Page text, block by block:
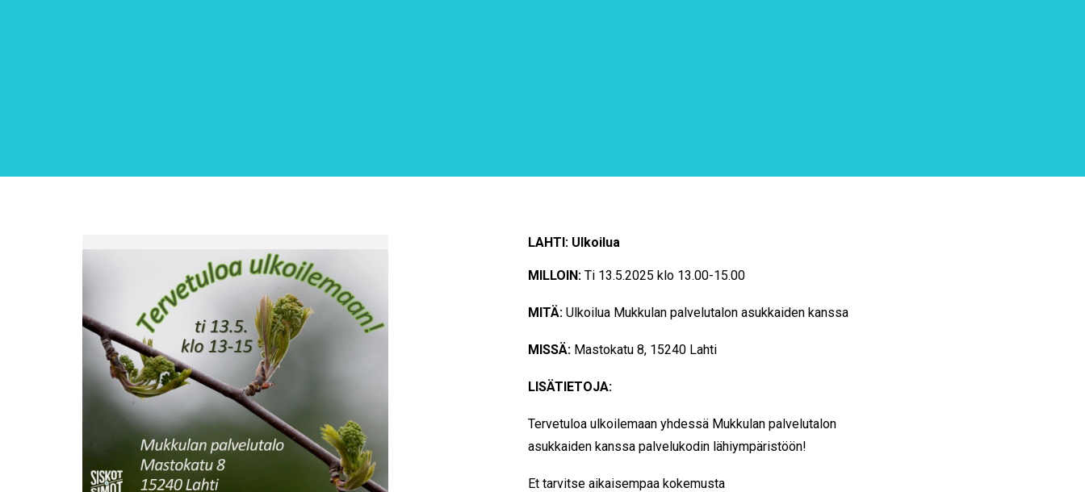
LAHTI: Ulkoilua
MILLOIN:Ti 13.5.2025 klo 13.00-15.00
MITÄ:Ulkoilua Mukkulan palvelutalon asukkaiden kanssa
MISSÄ: Mastokatu 8, 15240 Lahti
LISÄTIETOJA:
Tervetuloa ulkoilemaan yhdessä Mukkulan palvelutalon
asukkaiden kanssa palvelukodin lähiympäristöön!
Et tarvitse aikaisempaa kokemusta